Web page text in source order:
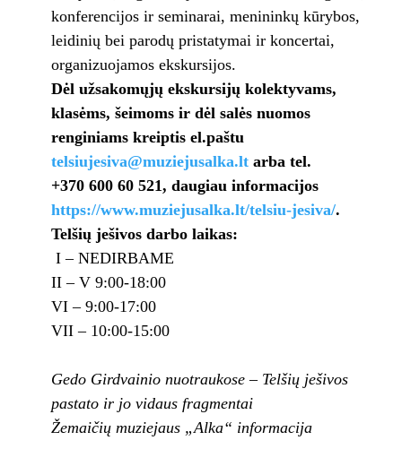
konferencijos ir seminarai, menininkų kūrybos,
leidinių bei parodų pristatymai ir koncertai,
organizuojamos ekskursijos.
Dėl užsakomųjų ekskursijų kolektyvams,
klasėms, šeimoms ir dėl salės nuomos
renginiams kreiptis el.paštu
telsiujesiva@muziejusalka.ltarba tel.
+370 600 60 521, daugiau informacijos
https://www.muziejusalka.lt/telsiu-jesiva/.
Telšių ješivos darbo laikas:
I – NEDIRBAME
II – V 9:00-18:00
VI – 9:00-17:00
VII – 10:00-15:00
Gedo Girdvainio nuotraukose – Telšių ješivos
pastato ir jo vidaus fragmentai
Žemaičių muziejaus „Alka“ informacija